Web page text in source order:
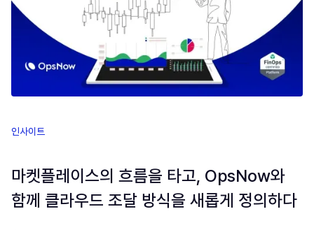
인사이트
마켓플레이스의 흐름을 타고, OpsNow와
함께 클라우드 조달 방식을 새롭게 정의하다